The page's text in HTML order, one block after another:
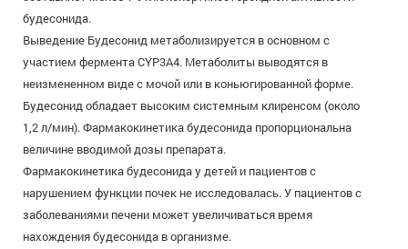
будесонида.
Выведение Будесонид метаболизируется в основном с
участием фермента CYP3A4. Метаболиты выводятся в
неизмененном виде с мочой или в коньюгированной форме.
Будесонид обладает высоким системным клиренсом (около
1,2 л/мин). Фармакокинетика будесонида пропорциональна
величине вводимой дозы препарата.
Фармакокинетика будесонида у детей и пациентов с
нарушением функции почек не исследовалась. У пациентов с
заболеваниями печени может увеличиваться время
нахождения будесонида в организме.